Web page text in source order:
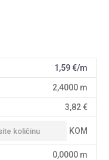
1,59€/m
2,4000 m
3,82€
KOM
0,0000 m